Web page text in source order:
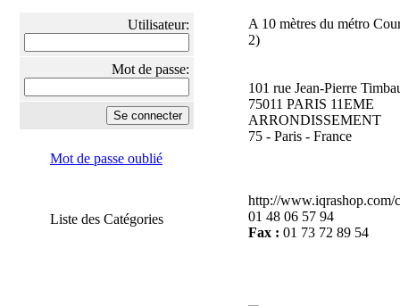
Utilisateur:
Mot de passe:
Mot de passe oublié
Liste des Catégories
A 10 mètres du métro
2)
101 rue Jean-Pierre
75011 PARIS 11EME
ARRONDISSEMENT
75 - Paris - France
http://www.iqrashop.com/
01 48 06 57 94
Fax : 01 73 72 89 54